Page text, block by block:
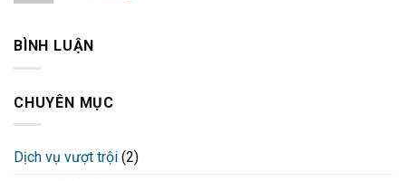
BÌNH LUẬN
CHUYÊN MỤC
Dịch vụ vượt trội (2)